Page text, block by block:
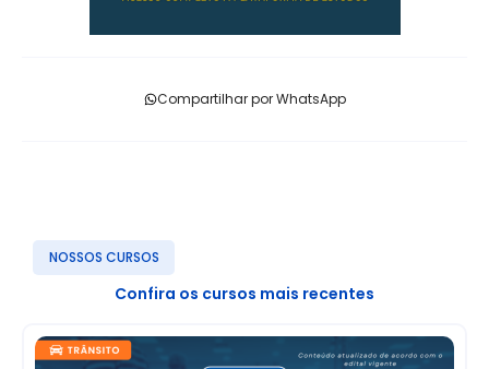
Compartilhar por WhatsApp
NOSSOS CURSOS
Confira os cursos mais recentes